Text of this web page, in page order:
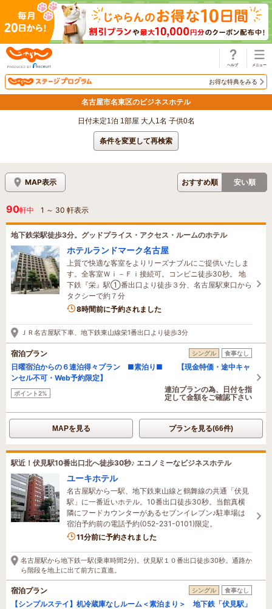
お得な特典をみる
名古屋市名東区のビジネスホテル
日付未定1泊 1部屋 大人1名 子供0名
条件を変更して再検索
MAP表示 おすすめ順 安い順
90軒中 1 ～ 30 軒表示
地下鉄栄駅徒歩3分。グッドプライス・アクセス・ルームのホテル
ホテルランドマーク名古屋
上質で快適な客室をよりリーズナブルにご提供いたしま
す。全客室Ｗｉ－Ｆｉ接続可。コンビニ徒歩30秒。 地
下鉄『栄』駅①番出口より徒歩３分、名古屋駅東口から
タクシーで約７分
2名がこの宿を見ています
8時間前に予約されました
ＪＲ名古屋駅下車、地下鉄東山線栄1番出口より徒歩3分
宿泊プラン シングル 食事なし
日曜宿泊からの６連泊得々プラン ■素泊り■ 【現金特価・途中キャ
ンセル不可・Web予約限定】
ポイント2%
連泊プランの為、日付を指
定して金額をご確認下さい
MAPを見る プランを見る(66件)
駅近！伏見駅10番出口北へ徒歩30秒♪ エコノミーなビジネスホテル
ユーキホテル
名古屋駅から一駅、地下鉄東山線と鶴舞線の共通「伏見
駅」に一番近いホテル。10番出口徒歩30秒。当館真横
隣にフードカウンターがあるセブンイレブン♪駐車場は
宿泊予約前の電話予約(052-231-0101)限定。
1名がこの宿を見ています
11分前に予約されました
名古屋駅から地下鉄一駅(乗車時間2分)。伏見駅１０番出口徒歩30秒。通路か
ら階段を地上に出て前方に直進。
宿泊プラン シングル 食事なし
【シンプルステイ】机冷蔵庫なしルーム＜素泊まり＞ 地下鉄「伏見駅」